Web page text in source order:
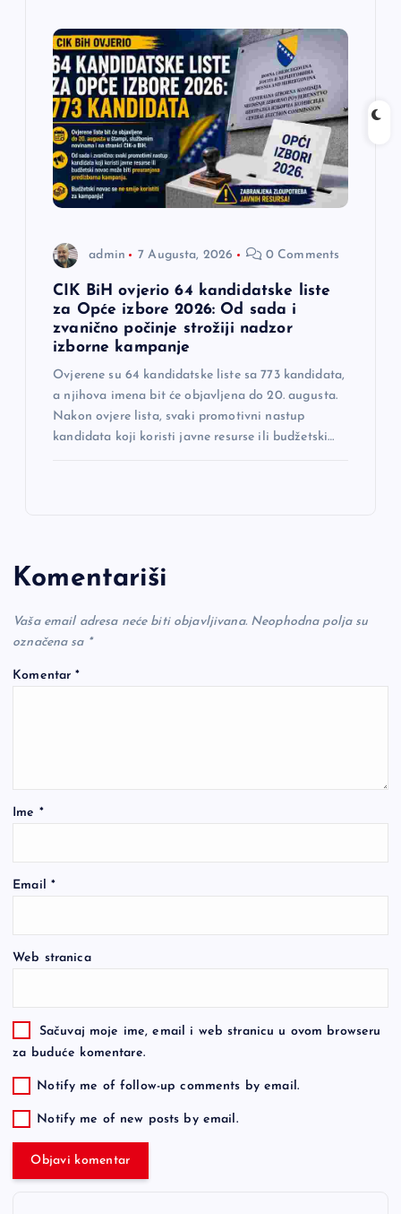
admin 7 Augusta, 2026 0 Comments
CIK BiH ovjerio 64 kandidatske liste
za Opće izbore 2026: Od sada i
zvanično počinje strožiji nadzor
izborne kampanje
Ovjerene su 64 kandidatske liste sa 773 kandidata,
a njihova imena bit će objavljena do 20. augusta.
Nakon ovjere lista, svaki promotivni nastup
kandidata koji koristi javne resurse ili budžetski…
Komentariši
Vaša email adresa neće biti objavljivana. Neophodna polja su
označena sa *
Komentar*
Ime *
Email *
Web stranica
Sačuvaj moje ime, email i web stranicu u ovom browseru
za buduće komentare.
Notify me of follow-up comments by email.
Notify me of new posts by email.